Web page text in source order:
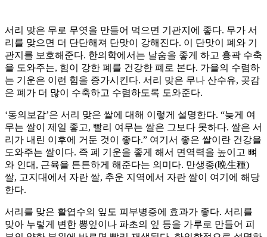
서리 맞은 무로 무엿을 만들어 먹으면 기관지에 좋다. 무가 서
리를 맞으면 더 단단해져 단맛이 강해진다. 이 단맛이 폐와 기
관지를 보호해준다. 한의학에서는 날숨을 좋게 하고 흉곽 수축
을 도와주는, 힘이 강한 폐를 건강한 폐로 본다. 가을의 수렴하
는 기운은 이런 힘을 증가시킨다. 서리 맞은 무나 산수유, 곶감
은 폐가 더 많이 수축하고 수렴하도록 도와준다.
‘동의보감’은 서리 맞은 쌀에 대해 이렇게 설명한다. “늦게 여
무는 쌀이 제일 좋고, 빨리 여무는 쌀은 그보다 못하다. 쌀은 서
리가 내린 이후에 거둔 것이 좋다.” 여기서 좋은 쌀이란 건강을
도와주는 쌀이다. 즉 폐 기운을 좋게 해서 면역력을 높이고 뼈
와 인대, 근육을 튼튼하게 해준다는 의미다. 만생종(晩生種)
쌀, 고지대에서 자란 쌀, 추운 지역에서 자란 쌀이 여기에 해당
한다.
서리를 맞은 활엽수의 잎도 피부병증에 효과가 좋다. 서리를
맞아 누렇게 변한 뽕잎이나 파초의 잎 등을 가루로 만들어 피